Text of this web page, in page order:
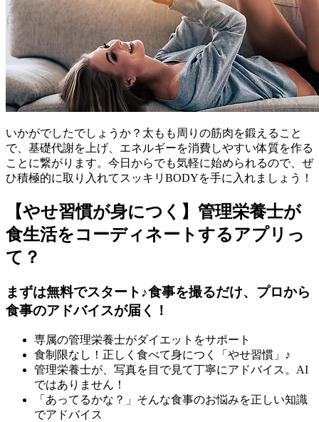
いかがでしたでしょうか？太もも周りの筋肉を鍛えること
で、基礎代謝を上げ、エネルギーを消費しやすい体質を作る
ことに繋がります。今日からでも気軽に始められるので、ぜ
ひ積極的に取り入れてスッキリBODYを手に入れましょう！
【やせ習慣が身につく】管理栄養士が
食生活をコーディネートするアプリっ
て？
まずは無料でスタート♪食事を撮るだけ、プロから
食事のアドバイスが届く！
専属の管理栄養士がダイエットをサポート
食制限なし！正しく食べて身につく「やせ習慣」♪
管理栄養士が、写真を目で見て丁寧にアドバイス。AI
ではありません！
「あってるかな？」そんな食事のお悩みを正しい知識
でアドバイス